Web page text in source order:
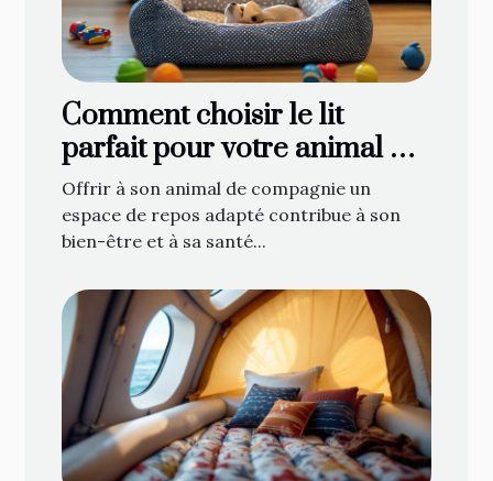
Comment choisir le lit
parfait pour votre animal de
compagnie
Offrir à son animal de compagnie un
espace de repos adapté contribue à son
bien-être et à sa santé...